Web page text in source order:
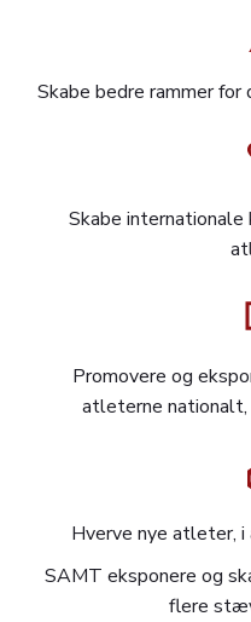
Skabe bedre rammer
Skabe internationale
Promovere og
atleterne
Hverve nye atleter,
SAMT eksponere og
flere